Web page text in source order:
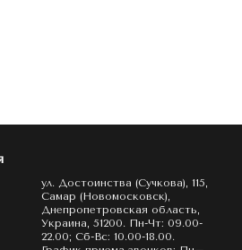
ул. Достоинства (Сучкова), 115,
Самар (Новомосковск),
Днепропетровская область,
Украина, 51200. Пн-Чт: 09.00-
22.00; Сб-Вс: 10.00-18.00.